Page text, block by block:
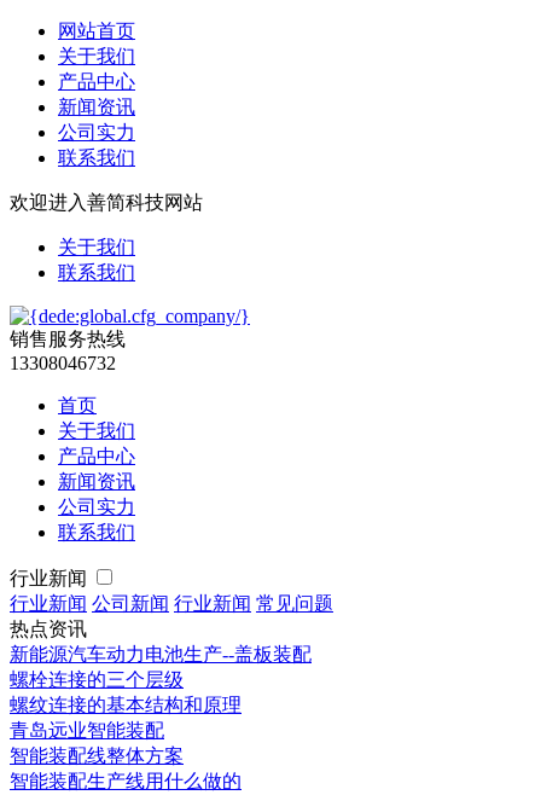
网站首页
关于我们
产品中心
新闻资讯
公司实力
联系我们
欢迎进入善简科技网站
关于我们
联系我们
销售服务热线
13308046732
首页
关于我们
产品中心
新闻资讯
公司实力
联系我们
行业新闻
行业新闻 公司新闻 行业新闻 常见问题
热点资讯
新能源汽车动力电池生产--盖板装配
螺栓连接的三个层级
螺纹连接的基本结构和原理
青岛远业智能装配
智能装配线整体方案
智能装配生产线用什么做的